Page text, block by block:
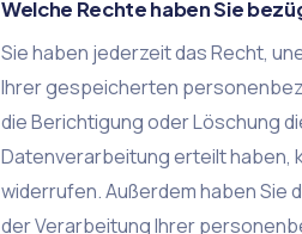
Welche Rechte haben Sie
Sie haben jederzeit das Recht,
Ihrer gespeicherten
die Berichtigung oder Löschung
Datenverarbeitung erteilt haben,
widerrufen. Außerdem haben Sie
der Verarbeitung Ihrer